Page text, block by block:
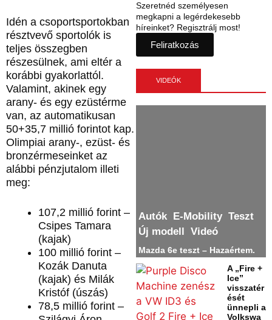
Idén a csoportsportokban
résztvevő sportolók is
teljes összegben
részesülnek, ami eltér a
korábbi gyakorlattól.
Valamint, akinek egy
arany- és egy ezüstérme
van, az automatikusan
50+35,7 millió forintot kap.
Olimpiai arany-, ezüst- és
bronzérmeseinket az
alábbi pénzjutalom illeti
meg:
107,2 millió forint –
Csipes Tamara
(kajak)
100 millió forint –
Kozák Danuta
(kajak) és Milák
Kristóf (úszás)
78,5 millió forint –
Szeretnéd személyesen
megkapni a legérdekesebb
híreinket? Regisztrálj most!
Feliratkozás
VIDEÓK
Autók E-Mobility Teszt
Új modell Videó
Mazda 6e teszt – Hazaértem.
A „Fire +
Ice”
visszatér
ését
ünnepli a
Volkswa